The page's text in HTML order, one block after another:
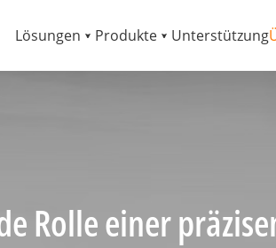
Lösungen Produkte Unterstützung
Rolle einer